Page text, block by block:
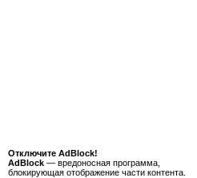
Отключите AdBlock!
AdBlock — вредоносная программа,
блокирующая отображение части контента.